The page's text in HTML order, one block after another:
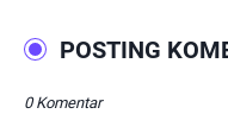
POSTING
0 Komentar